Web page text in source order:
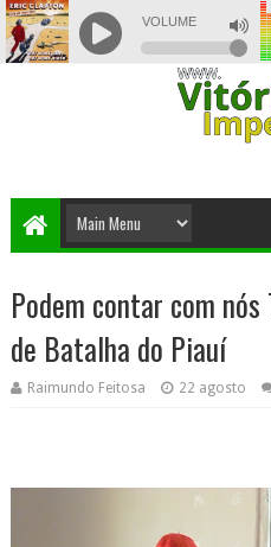
Podem contar com
de Batalha do Piauí
Raimundo Feitosa 22 agosto